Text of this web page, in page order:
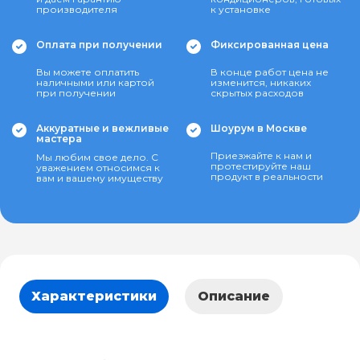
производителя
к установке
Оплата при получении
Вы можете оплатить
наличными или картой
при получении
Фиксированная цена
В конце работ цена не
изменится, никаких
скрытых расходов
Аккуратные и вежливые
мастера
Мы любим свое дело. С
уважением относимся к
вам и вашему имуществу
Шоурум в Москве
Приезжайте к нам и
протестируйте наш
продукт в реальности
Характеристики Описание